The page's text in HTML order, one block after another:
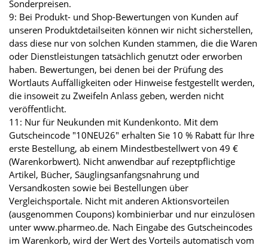
Sonderpreisen.
9: Bei Produkt- und Shop-Bewertungen von Kunden auf
unseren Produktdetailseiten können wir nicht sicherstellen,
dass diese nur von solchen Kunden stammen, die die Waren
oder Dienstleistungen tatsächlich genutzt oder erworben
haben. Bewertungen, bei denen bei der Prüfung des
Wortlauts Auffälligkeiten oder Hinweise festgestellt werden,
die insoweit zu Zweifeln Anlass geben, werden nicht
veröffentlicht.
11: Nur für Neukunden mit Kundenkonto. Mit dem
Gutscheincode "10NEU26" erhalten Sie 10 % Rabatt für Ihre
erste Bestellung, ab einem Mindestbestellwert von 49 €
(Warenkorbwert). Nicht anwendbar auf rezeptpflichtige
Artikel, Bücher, Säuglingsanfangsnahrung und
Versandkosten sowie bei Bestellungen über
Vergleichsportale. Nicht mit anderen Aktionsvorteilen
(ausgenommen Coupons) kombinierbar und nur einzulösen
unter www.pharmeo.de. Nach Eingabe des Gutscheincodes
im Warenkorb, wird der Wert des Vorteils automatisch vom